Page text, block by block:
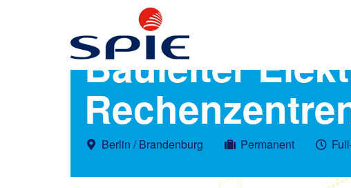
Bauleiter
Berlin / Brandenburg Permanent